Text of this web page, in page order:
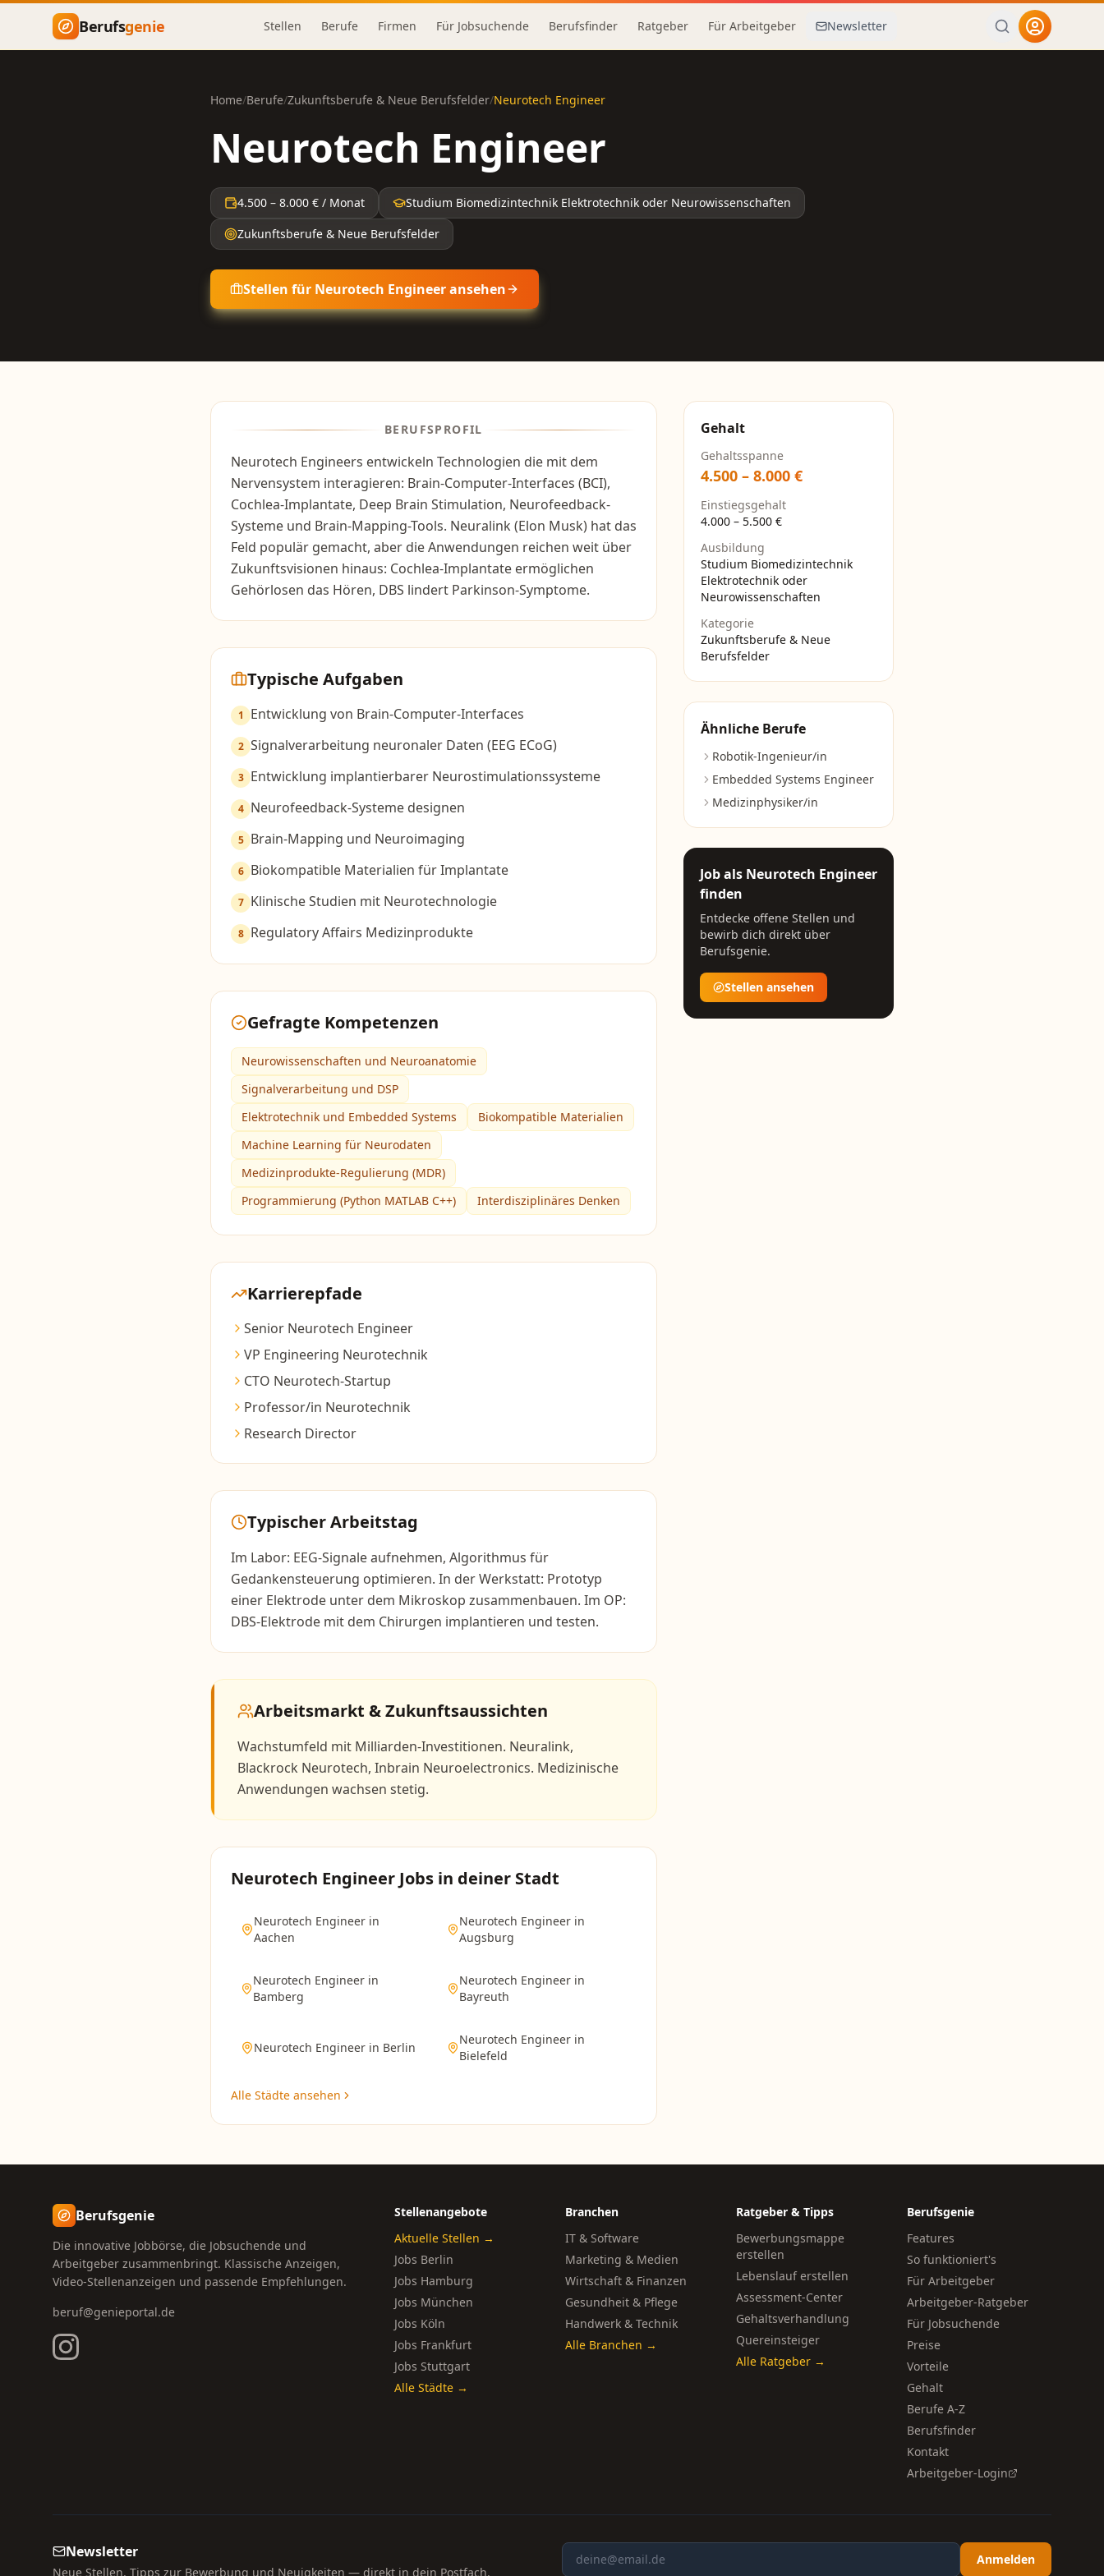
Zum Hauptinhalt springen
Berufsgenie Stellen Berufe Firmen Für Jobsuchende Berufsfinder Ratgeber Für Arbeitgeber Newsletter
Home/Berufe/Zukunftsberufe & Neue Berufsfelder/Neurotech Engineer
Neurotech Engineer
4.500 – 8.000 € / Monat
Studium Biomedizintechnik Elektrotechnik oder Neurowissenschaften
Zukunftsberufe & Neue Berufsfelder
Stellen für Neurotech Engineeransehen
BERUFSPROFIL
Neurotech Engineers entwickeln Technologien die mit dem
Nervensystem interagieren: Brain-Computer-Interfaces (BCI),
Cochlea-Implantate, Deep Brain Stimulation, Neurofeedback-
Systeme und Brain-Mapping-Tools. Neuralink (Elon Musk) hat das
Feld populär gemacht, aber die Anwendungen reichen weit über
Zukunftsvisionen hinaus: Cochlea-Implantate ermöglichen
Gehörlosen das Hören, DBS lindert Parkinson-Symptome.
Typische Aufgaben
1 Entwicklung von Brain-Computer-Interfaces
2 Signalverarbeitung neuronaler Daten (EEG ECoG)
3 Entwicklung implantierbarer Neurostimulationssysteme
4 Neurofeedback-Systeme designen
5 Brain-Mapping und Neuroimaging
6 Biokompatible Materialien für Implantate
7 Klinische Studien mit Neurotechnologie
8 Regulatory Affairs Medizinprodukte
Gefragte Kompetenzen
Neurowissenschaften und Neuroanatomie
Signalverarbeitung und DSP
Elektrotechnik und Embedded Systems
Biokompatible Materialien
Machine Learning für Neurodaten
Medizinprodukte-Regulierung (MDR)
Programmierung (Python MATLAB C++)
Interdisziplinäres Denken
Karrierepfade
Senior Neurotech Engineer
VP Engineering Neurotechnik
CTO Neurotech-Startup
Professor/in Neurotechnik
Research Director
Typischer Arbeitstag
Im Labor: EEG-Signale aufnehmen, Algorithmus für
Gedankensteuerung optimieren. In der Werkstatt: Prototyp
einer Elektrode unter dem Mikroskop zusammenbauen. Im OP:
DBS-Elektrode mit dem Chirurgen implantieren und testen.
Arbeitsmarkt & Zukunftsaussichten
Wachstumfeld mit Milliarden-Investitionen. Neuralink,
Blackrock Neurotech, Inbrain Neuroelectronics. Medizinische
Anwendungen wachsen stetig.
Neurotech Engineer Jobs in deiner Stadt
Neurotech Engineerin
Aachen
Neurotech Engineerin
Augsburg
Neurotech Engineerin
Bamberg
Neurotech Engineerin
Bayreuth
Neurotech Engineer in Berlin
Neurotech Engineer in
Bielefeld
Alle Städte ansehen
Gehalt
Gehaltsspanne
4.500 – 8.000 €
Einstiegsgehalt
4.000 – 5.500 €
Ausbildung
Studium Biomedizintechnik
Elektrotechnik oder
Neurowissenschaften
Kategorie
Zukunftsberufe & Neue
Berufsfelder
Ähnliche Berufe
Robotik-Ingenieur/in
Embedded Systems Engineer
Medizinphysiker/in
Job als Neurotech Engineer
finden
Entdecke offene Stellen und
bewirb dich direkt über
Berufsgenie.
Stellen ansehen
Berufsgenie
Die innovative Jobbörse, die Jobsuchende und
Arbeitgeber zusammenbringt. Klassische Anzeigen,
Video-Stellenanzeigen und passende Empfehlungen.
beruf@genieportal.de
Stellenangebote
Aktuelle Stellen →
Jobs Berlin
Jobs Hamburg
Jobs München
Jobs Köln
Jobs Frankfurt
Jobs Stuttgart
Alle Städte →
Branchen
IT & Software
Marketing & Medien
Wirtschaft & Finanzen
Gesundheit & Pflege
Handwerk & Technik
Alle Branchen →
Ratgeber & Tipps
Bewerbungsmappe
erstellen
Lebenslauf erstellen
Assessment-Center
Gehaltsverhandlung
Quereinsteiger
Alle Ratgeber →
Berufsgenie
Features
So funktioniert's
Für Arbeitgeber
Arbeitgeber-Ratgeber
Für Jobsuchende
Preise
Vorteile
Gehalt
Berufe A-Z
Berufsfinder
Kontakt
Arbeitgeber-Login
Newsletter
Neue Stellen, Tipps zur Bewerbung und Neuigkeiten — direkt in dein Postfach.
Anmelden